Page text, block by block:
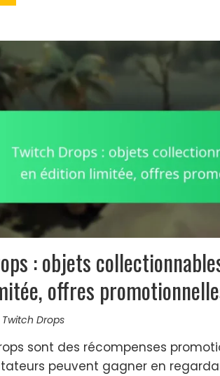
: objets
offres
Drops
sont des récompenses
peuvent gagner en